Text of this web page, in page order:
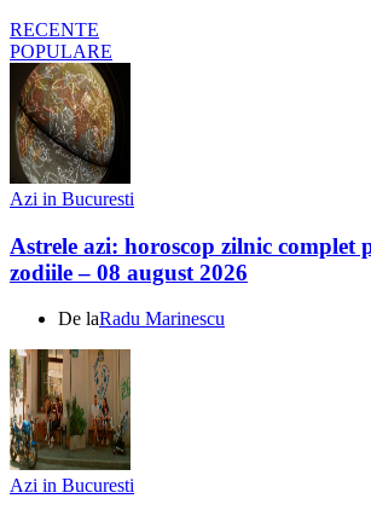
RECENTE
POPULARE
Azi in Bucuresti
Astrele azi: horoscop zilnic complet
zodiile – 08 august 2026
De laRadu Marinescu
Azi in Bucuresti